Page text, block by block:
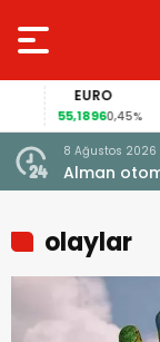
EURO
55,18960,45%
8 Ağustos
Alman
dışına
olaylar